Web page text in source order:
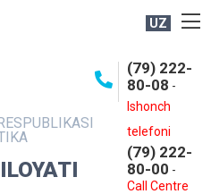
UZ
(79) 222-
80-08 -
Ishonch
telefoni
(79) 222-
80-00 -
Call Centre
XIZMATLAR